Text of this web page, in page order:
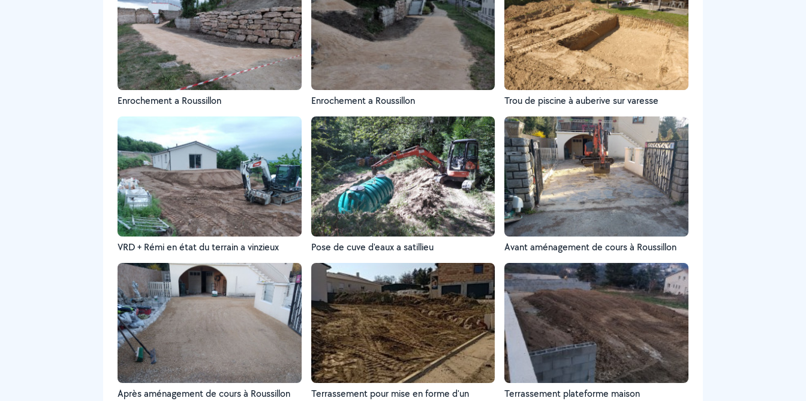
Enrochement a Roussillon Enrochement a Roussillon Trou de piscine à auberive sur varesse
VRD + Rémi en état du terrain a vinzieux Pose de cuve d'eaux a satillieu Avant aménagement de cours à Roussillon
Après aménagement de cours à Roussillon
Terrassement pour mise en forme d'un
Terrassement plateforme maison